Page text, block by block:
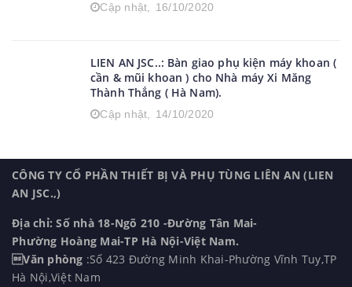
Cập nhật, 16/10/2020
LIEN AN JSC..: Bàn giao phụ kiện máy khoan (
cần & mũi khoan ) cho Nhà máy Xi Măng
Thành Thắng ( Hà Nam).
Cập nhật, 14/10/2020
CÔNG TY CỔ PHẦN THIẾT BỊ VÀ PHỤ TÙNG LIÊN AN (LIEN
AN JSC.,)
Địa chỉ: Số nhà 18-Ngõ 210 -Đường Tân Mai-
Phường Hoàng Mai-TP Hà Nội-Việt Nam.
Văn phòng :Số 423 Đường Minh Khai-Phường Vĩnh Tuy,TP
Hà Nội,Việt Nam